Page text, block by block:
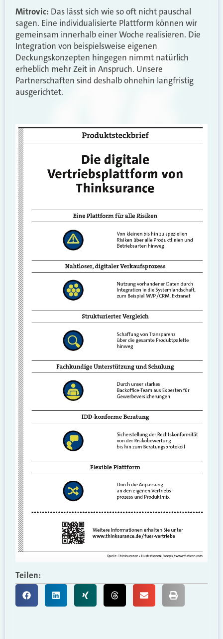
Mitrovic: Das lässt sich wie so oft nicht pauschal
sagen. Eine individualisierte Plattform können wir
gemeinsam innerhalb einer Woche realisieren. Die
Integration von beispielsweise eigenen
Deckungskonzepten hingegen nimmt natürlich
erheblich mehr Zeit in Anspruch. Unsere
Partnerschaften sind deshalb ohnehin langfristig
ausgerichtet.
Teilen: